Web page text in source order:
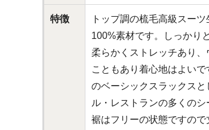
特徴
トップ調の梳毛高級スー
100%素材です。しっかり
柔らかくストレッチあり
こともあり着心地はよい
のベーシックスラックス
ル・レストランの多くの
裾はフリーの状態ですの